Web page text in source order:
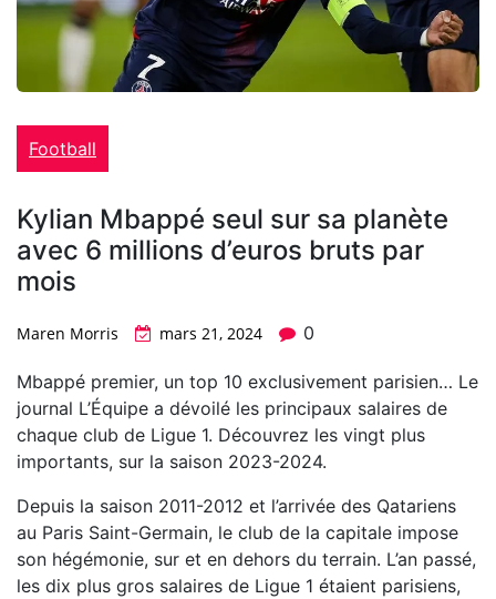
Football
Kylian Mbappé seul sur sa planète
avec 6 millions d’euros bruts par
mois
Maren Morris mars 21, 2024 0
Mbappé premier, un top 10 exclusivement parisien… Le
journal L’Équipe a dévoilé les principaux salaires de
chaque club de Ligue 1. Découvrez les vingt plus
importants, sur la saison 2023-2024.
Depuis la saison 2011-2012 et l’arrivée des Qatariens
au Paris Saint-Germain, le club de la capitale impose
son hégémonie, sur et en dehors du terrain. L’an passé,
les dix plus gros salaires de Ligue 1 étaient parisiens,